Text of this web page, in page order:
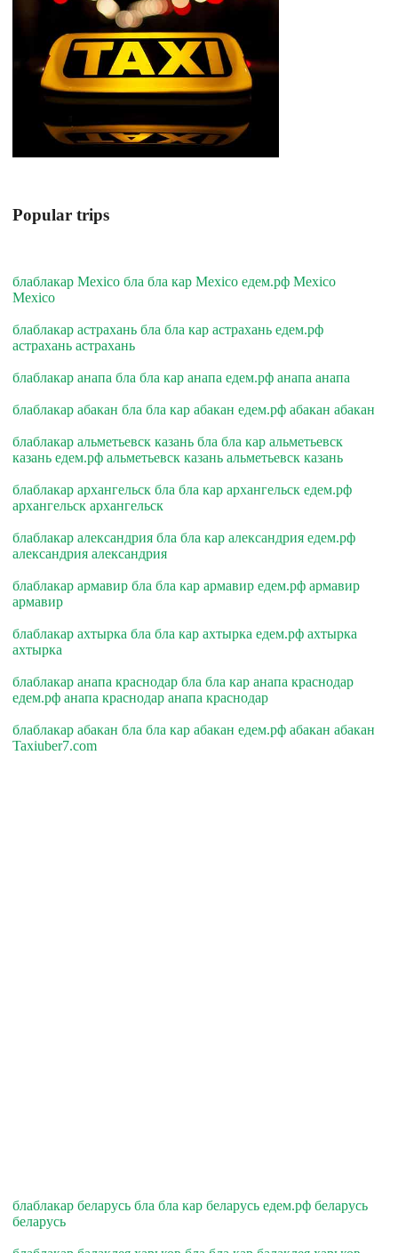
Popular trips
блаблакар Mexico бла бла кар Mexico едем.рф Mexico
Mexico
блаблакар астрахань бла бла кар астрахань едем.рф
астрахань астрахань
блаблакар анапа бла бла кар анапа едем.рф анапа анапа
блаблакар абакан бла бла кар абакан едем.рф абакан абакан
блаблакар альметьевск казань бла бла кар альметьевск
казань едем.рф альметьевск казань альметьевск казань
блаблакар архангельск бла бла кар архангельск едем.рф
архангельск архангельск
блаблакар александрия бла бла кар александрия едем.рф
александрия александрия
блаблакар армавир бла бла кар армавир едем.рф армавир
армавир
блаблакар ахтырка бла бла кар ахтырка едем.рф ахтырка
ахтырка
блаблакар анапа краснодар бла бла кар анапа краснодар
едем.рф анапа краснодар анапа краснодар
блаблакар абакан бла бла кар абакан едем.рф абакан абакан
Taxiuber7.com
блаблакар беларусь бла бла кар беларусь едем.рф беларусь
беларусь